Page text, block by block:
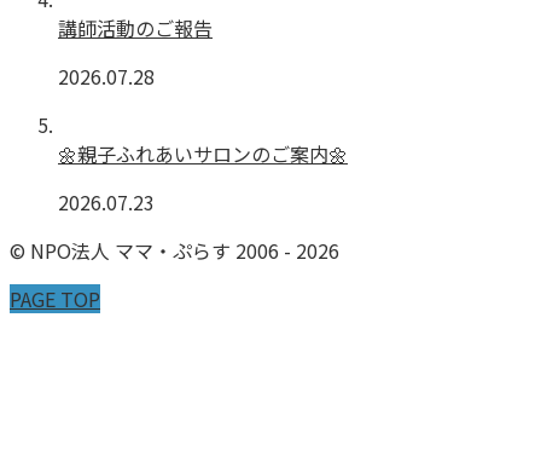
講師活動のご報告
2026.07.28
🌼親子ふれあいサロンのご案内🌼
2026.07.23
© NPO法人 ママ・ぷらす 2006 - 2026
PAGE TOP